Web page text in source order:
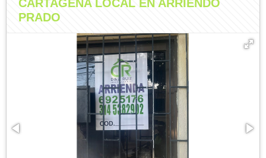
CARTAGENA LOCAL EN ARRIENDO
PRADO